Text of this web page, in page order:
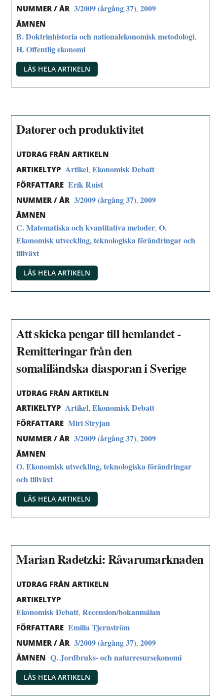
NUMMER / ÅR 3/2009 (årgång 37),2009
ÄMNEN
B. Doktrinhistoria och nationalekonomisk metodologi,
H. Offentlig ekonomi
LÄS HELA ARTIKELN
Datorer och produktivitet
UTDRAG FRÅN ARTIKELN
ARTIKELTYP Artikel,Ekonomisk Debatt
FÖRFATTARE Erik Ruist
NUMMER / ÅR 3/2009 (årgång 37),2009
ÄMNEN
C. Matematiska och kvantitativa metoder,O.
Ekonomisk utveckling, teknologiska förändringar och
tillväxt
LÄS HELA ARTIKELN
Att skicka pengar till hemlandet -
Remitteringar från den
somaliländska diasporan i Sverige
UTDRAG FRÅN ARTIKELN
ARTIKELTYP Artikel,Ekonomisk Debatt
FÖRFATTARE Miri Stryjan
NUMMER / ÅR 3/2009 (årgång 37),2009
ÄMNEN
O. Ekonomisk utveckling, teknologiska förändringar
och tillväxt
LÄS HELA ARTIKELN
Marian Radetzki: Råvarumarknaden
UTDRAG FRÅN ARTIKELN
ARTIKELTYP
Ekonomisk Debatt,Recension/bokanmälan
FÖRFATTARE Emilia Tjernström
NUMMER / ÅR 3/2009 (årgång 37),2009
ÄMNEN Q. Jordbruks- och naturresursekonomi
LÄS HELA ARTIKELN